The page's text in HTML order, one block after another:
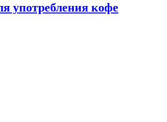
употребления кофе